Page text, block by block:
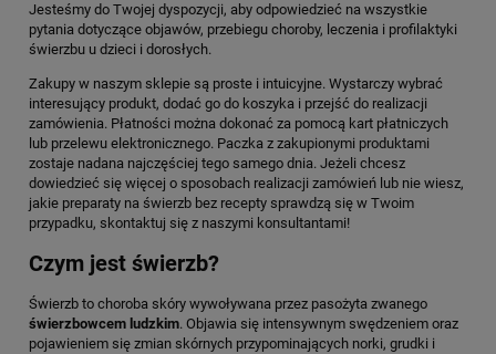
Jesteśmy do Twojej dyspozycji, aby odpowiedzieć na wszystkie
pytania dotyczące objawów, przebiegu choroby, leczenia i profilaktyki
świerzbu u dzieci i dorosłych.
Zakupy w naszym sklepie są proste i intuicyjne. Wystarczy wybrać
interesujący produkt, dodać go do koszyka i przejść do realizacji
zamówienia. Płatności można dokonać za pomocą kart płatniczych
lub przelewu elektronicznego. Paczka z zakupionymi produktami
zostaje nadana najczęściej tego samego dnia. Jeżeli chcesz
dowiedzieć się więcej o sposobach realizacji zamówień lub nie wiesz,
jakie preparaty na świerzb bez recepty sprawdzą się w Twoim
przypadku, skontaktuj się z naszymi konsultantami!
Czym jest świerzb?
Świerzb to choroba skóry wywoływana przez pasożyta zwanego
świerzbowcem ludzkim. Objawia się intensywnym swędzeniem oraz
pojawieniem się zmian skórnych przypominających norki, grudki i